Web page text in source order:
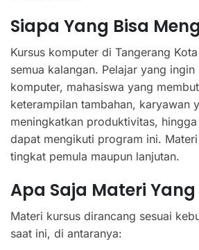
Siapa Yang Bisa
Kursus komputer di Tangerang
semua kalangan. Pelajar yang
komputer, mahasiswa yang
keterampilan tambahan, karyawan
meningkatkan produktivitas,
dapat mengikuti program ini.
tingkat pemula maupun lanjutan.
Apa Saja Materi
Materi kursus dirancang sesuai
saat ini, di antaranya: